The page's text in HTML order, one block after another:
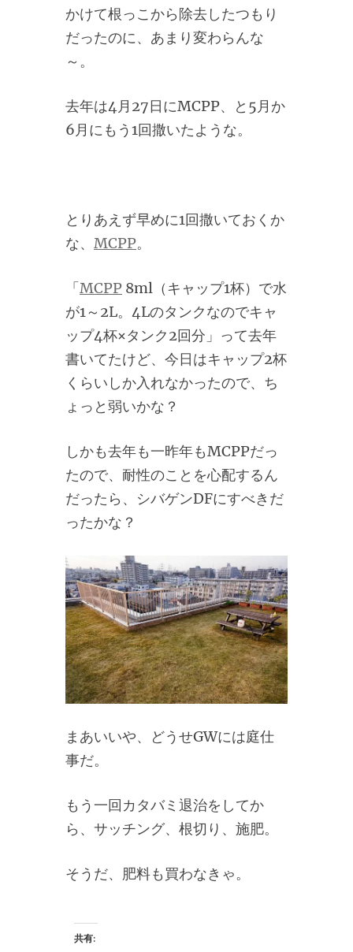
かけて根っこから除去したつもり
だったのに、あまり変わらんな
～。
去年は4月27日にMCPP、と5月か
6月にもう1回撒いたような。
とりあえず早めに1回撒いておくか
な、 MCPP。
「MCPP 8ml（キャップ1杯）で水
が1～2L。4Lのタンクなのでキャ
ップ4杯×タンク2回分」って去年
書いてたけど、今日はキャップ2杯
くらいしか入れなかったので、ち
ょっと弱いかな？
しかも去年も一昨年もMCPPだっ
たので、耐性のことを心配するん
だったら、シバゲンDFにすべきだ
ったかな？
まあいいや、どうせGWには庭仕
事だ。
もう一回カタバミ退治をしてか
ら、サッチング、根切り、施肥。
そうだ、肥料も買わなきゃ。
共有: